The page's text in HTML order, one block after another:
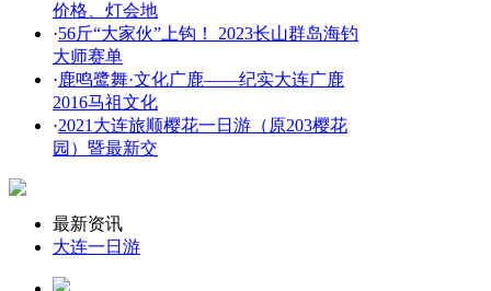
价格、灯会地
·56斤“大家伙”上钩！ 2023长山群岛海钓
大师赛单
·鹿鸣鹭舞·文化广鹿——纪实大连广鹿
2016马祖文化
·2021大连旅顺樱花一日游（原203樱花
园）暨最新交
最新资讯
大连一日游